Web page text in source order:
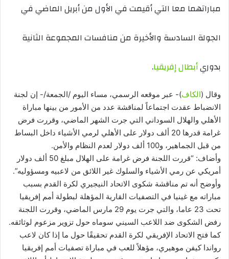
مباراتهما معا التي أقيمت في الأول من أبريل الماضي في
الجولة السادسة والأخيرة من منافسات المجموعة الثانية
بدوريأبطال إفريقيا.
وقال (الكاف)- عبر موقعه الرسمي، مساء اليوم /الجمعة/- إن لجنة
الانضباط عقدت اجتماعاً لمناقشة عدد من الأمور من بينها مباراة
الأهلي والهلال السوداني التي جرت الشهر الماضي، وقررت فرض
غرامة قدرها 20 ألف دولار على الأهلي لرمي الأشياء داخل البساط
من قبل الجماهير، و100 ألف دولار لعدم النظام والأمن.
وأضاف: “قررت اللجنة فرض غرامة على الهلال مبلغ 50 ألف دولار
أمريكي عن رمي الأشياء والسلوك غير اللائق من لاعبيه ومسؤوليه”.
وأوضح أنه تم مناقشة شكوى الاتحاد النيجيري لكرة القدم بسبب
مباراته مع غينيا في التصفيات القارية المؤهلة لبطولة أمم إفريقيا
تحت 23 عاما، والتي جرت يوم 29 مارس الماضي، وقررت اللجنة
رفض الشكوى ضد اللاعب السيني سوماه حول تزوير مزعوم لوثائقه.
كما فتح الاتحاد الإفريقي لكرة القدم تحقيقًا حول ما إذا كان لاعب
رواندا كيفن موهيري، مؤهلاً للعب في مباراة تصفيات أمم إفريقيا